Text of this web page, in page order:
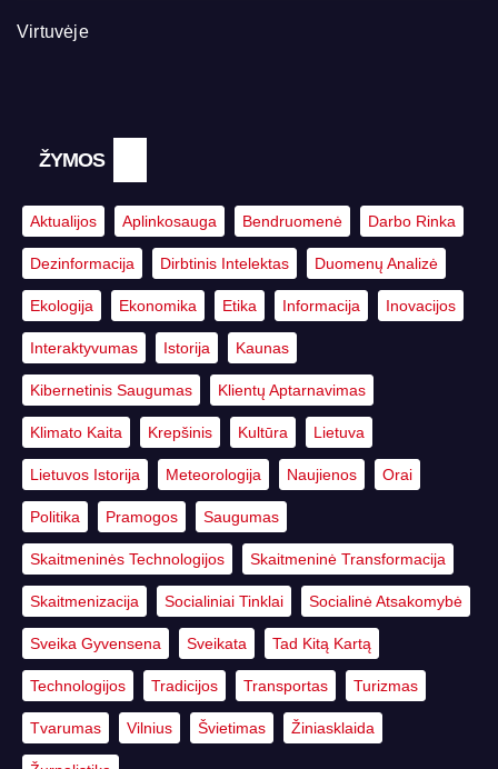
Virtuvėje
ŽYMOS
Aktualijos Aplinkosauga Bendruomenė Darbo Rinka
Dezinformacija Dirbtinis Intelektas Duomenų Analizė
Ekologija Ekonomika Etika Informacija Inovacijos
Interaktyvumas Istorija Kaunas
Kibernetinis Saugumas Klientų Aptarnavimas
Klimato Kaita Krepšinis Kultūra Lietuva
Lietuvos Istorija Meteorologija Naujienos Orai
Politika Pramogos Saugumas
Skaitmeninės Technologijos Skaitmeninė Transformacija
Skaitmenizacija Socialiniai Tinklai Socialinė Atsakomybė
Sveika Gyvensena Sveikata Tad Kitą Kartą
Technologijos Tradicijos Transportas Turizmas
Tvarumas Vilnius Švietimas Žiniasklaida